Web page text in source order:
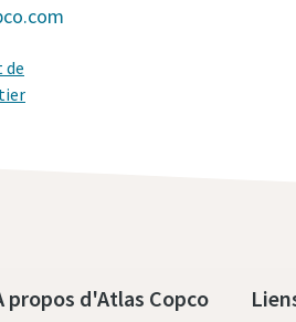
de
propos d'Atlas Copco